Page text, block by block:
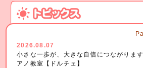
2026.08.07
小さな一歩が、大きな自信につながりま
アノ教室【ドルチェ】